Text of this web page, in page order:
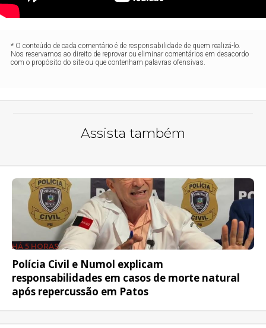
* O conteúdo de cada comentário é de responsabilidade de quem realizá-lo.
Nos reservamos ao direito de reprovar ou eliminar comentários em desacordo
com o propósito do site ou que contenham palavras ofensivas.
Assista também
HÁ 5 HORAS
Polícia Civil e Numol explicam
responsabilidades em casos de morte natural
após repercussão em Patos